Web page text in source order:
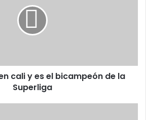
cali y es el bicampeón de la
Superliga